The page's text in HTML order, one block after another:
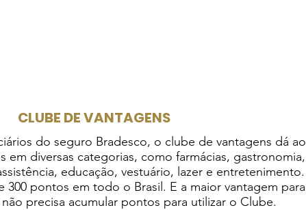
CLUBE DE VANTAGENS
do seguro Bradesco, o clube de vantagens dá ao
em diversas categorias, como farmácias, gastronomia,
educação, vestuário, lazer e entretenimento.
300 pontos em todo o Brasil. E a maior vantagem para
precisa acumular pontos para utilizar o Clube.